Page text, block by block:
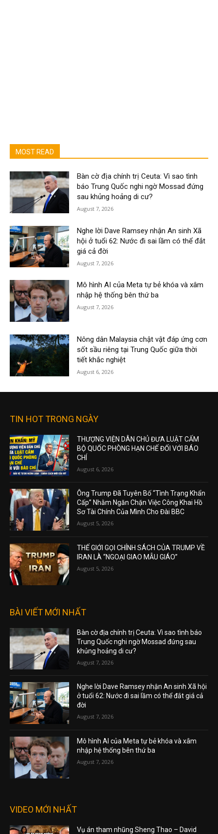
MOST READ
Bàn cờ địa chính trị Ceuta: Vì sao tình
báo Trung Quốc nghi ngờ Mossad đứng
sau khủng hoảng di cư?
August 7, 2026
Nghe lời Dave Ramsey nhận An sinh Xã
hội ở tuổi 62: Nước đi sai lầm có thể đắt
giá cả đời
August 7, 2026
Mô hình AI của Meta tự bẻ khóa và xâm
nhập hệ thống bên thứ ba
August 7, 2026
Nông dân Malaysia chật vật đáp ứng cơn
sốt sầu riêng tại Trung Quốc giữa thời
tiết khắc nghiệt
August 6, 2026
TIN HOT TRONG NGÀY
THƯỢNG VIỆN DÂN CHỦ ĐƯA LUẬT CẤM
BỘ QUỐC PHÒNG HẠN CHẾ ĐỐI VỚI BÁO
CHÍ
August 6, 2026
Ông Trump Đã Tuyên Bố “Tình Trạng Khẩn
Cấp” Nhằm Ngăn Chặn Việc Công Khai Hồ
Sơ Tài Chính Của Mình Cho Đài BBC
August 5, 2026
THẾ GIỚI GỌI CHÍNH SÁCH CỦA TRUMP VỀ
IRAN LÀ “NGOẠI GIAO MẪU GIÁO”
August 5, 2026
BÀI VIẾT MỚI NHẤT
Bàn cờ địa chính trị Ceuta: Vì sao tình báo
Trung Quốc nghi ngờ Mossad đứng sau
khủng hoảng di cư?
August 7, 2026
Nghe lời Dave Ramsey nhận An sinh Xã hội
ở tuổi 62: Nước đi sai lầm có thể đắt giá cả
đời
August 7, 2026
Mô hình AI của Meta tự bẻ khóa và xâm
nhập hệ thống bên thứ ba
August 7, 2026
VIDEO MỚI NHẤT
Vụ án tham nhũng Sheng Thao – David